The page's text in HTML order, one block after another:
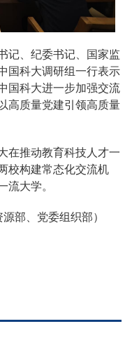
记、纪委书记、国家监
国科大调研组一行表示
国科大进一步加强交流
高质量党建引领高质量
在推动教育科技人才一
校构建常态化交流机
流大学。
部、党委组织部）